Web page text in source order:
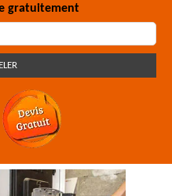
gratuitement